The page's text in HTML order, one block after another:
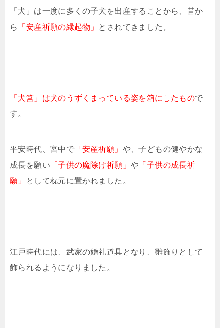
「犬」は一度に多くの子犬を出産することから、昔か
ら
「安産祈願の縁起物」 とされてきました。
「犬筥」は犬のうずくまっている姿を箱にしたもので
す。
平安時代、宮中で 「安産祈願」 や、子どもの健やかな
成長を願い 「子供の魔除け祈願」 や 「子供の成長祈
願」
として枕元に置かれました。
江戸時代には、武家の婚礼道具となり、雛飾りとして
飾られるようになりました。